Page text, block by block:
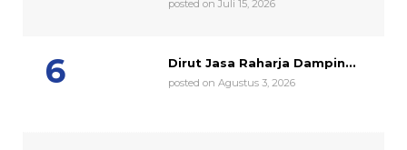
posted on Juli 15, 2026
Dirut Jasa Raharja Dampin...
posted on Agustus 3, 2026